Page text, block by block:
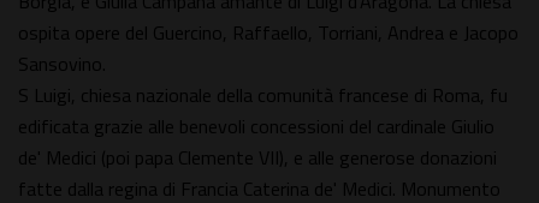
ospita opere del Guercino, Raffaello, Torriani, Andrea e Jacopo
Sansovino.
S Luigi, chiesa nazionale della comunità francese di Roma, fu
edificata grazie alle benevoli concessioni del cardinale Giulio
de' Medici (poi papa Clemente VII), e alle generose donazioni
fatte dalla regina di Francia Caterina de' Medici. Monumento